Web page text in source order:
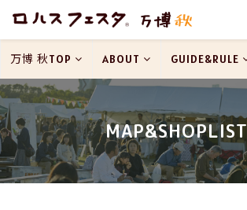
MAP&SHOPLIST
万博 秋TOP ABOUT GUIDE&RULE